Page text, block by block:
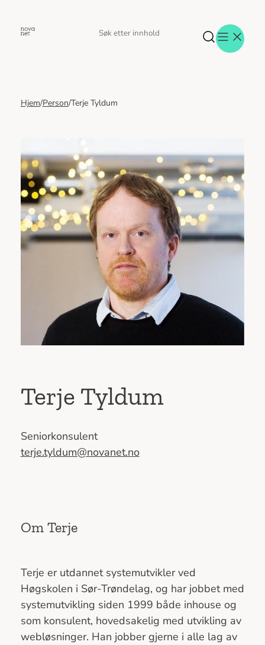
Aktuelt
Referanser
Menneskene
Om oss
Jobb hos oss
Kontakt oss
Søk
Søk
Hjem/Person/Terje Tyldum
Terje Tyldum
Seniorkonsulent
terje.tyldum@novanet.no
Om Terje
Terje er utdannet systemutvikler ved
Høgskolen i Sør-Trøndelag, og har jobbet med
systemutvikling siden 1999 både inhouse og
som konsulent, hovedsakelig med utvikling av
webløsninger. Han jobber gjerne i alle lag av